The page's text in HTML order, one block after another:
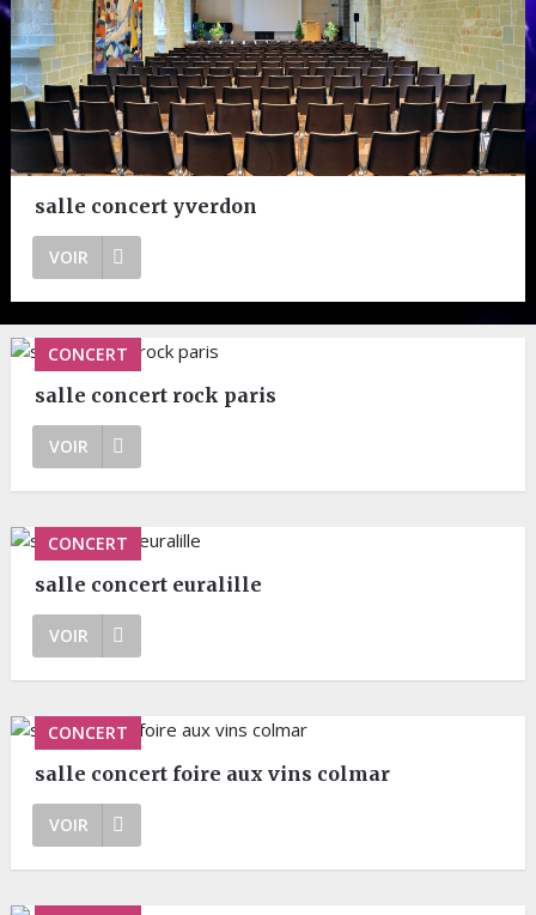
salle concert yverdon
VOIR
CONCERT
salle concert rock paris
VOIR
CONCERT
salle concert euralille
VOIR
CONCERT
salle concert foire aux vins colmar
VOIR